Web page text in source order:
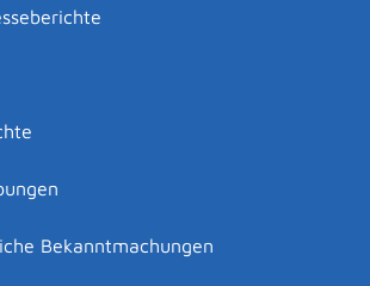
Bekanntmachungen
der Eintragung sind normalerweise:
und Eintragungsbewilligung der
Recht von der Eintragung betroffen
besonderer Formvorschriften